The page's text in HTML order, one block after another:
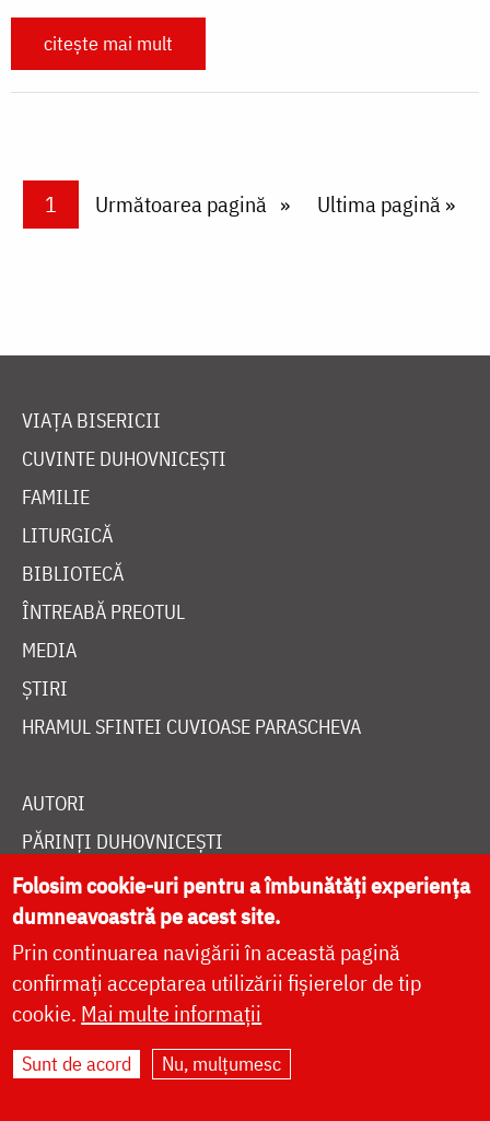
citește mai mult
PaginareCurrent page
1 Next page
Următoarea pagină Last page
Ultima pagină »
VIAȚA BISERICII
CUVINTE DUHOVNICEȘTI
FAMILIE
LITURGICĂ
BIBLIOTECĂ
ÎNTREABĂ PREOTUL
MEDIA
ȘTIRI
HRAMUL SFINTEI CUVIOASE PARASCHEVA
AUTORI
PĂRINȚI DUHOVNICEȘTI
MAICI CU VIAȚĂ DUHOVNICEASCĂ
TEMATICĂ
SINAXAR ALFABETIC
MĂNĂSTIRI ȘI BISERICI
CALENDAR ORTODOX
WIDGET DOXOLOGIA
Folosim cookie-uri pentru a îmbunătăți experiența
dumneavoastră pe acest site.
Prin continuarea navigării în această pagină
confirmați acceptarea utilizării fișierelor de tip
cookie. Mai multe informații
Sunt de acord Nu, mulțumesc